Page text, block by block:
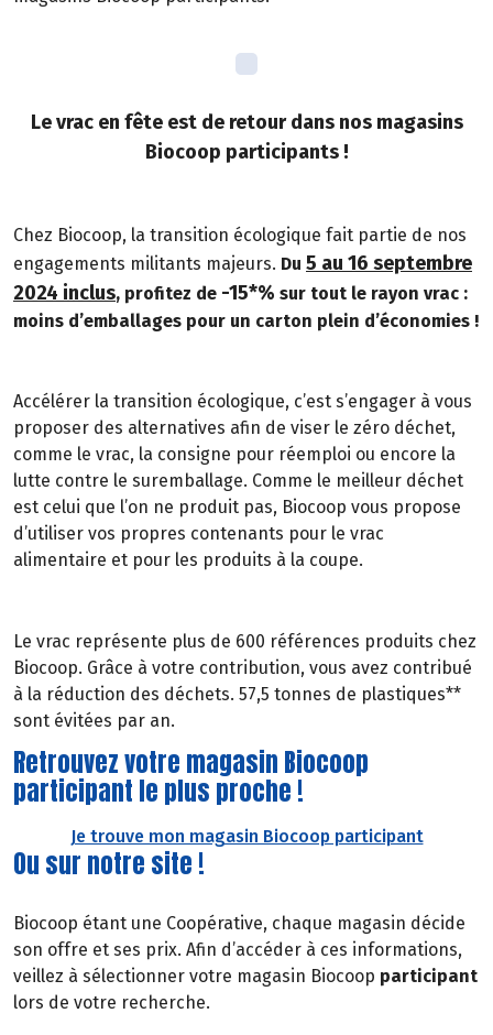
Le vrac en fête est de retour dans nos magasins
Biocoop participants !
Chez Biocoop, la transition écologique fait partie de nos
engagements militants majeurs. Du 5 au 16 septembre
2024 inclus, profitez de -15*% sur tout le rayon vrac :
moins d’emballages pour un carton plein d’économies !
Accélérer la transition écologique, c’est s’engager à vous
proposer des alternatives afin de viser le zéro déchet,
comme le vrac, la consigne pour réemploi ou encore la
lutte contre le suremballage. Comme le meilleur déchet
est celui que l’on ne produit pas, Biocoop vous propose
d’utiliser vos propres contenants pour le vrac
alimentaire et pour les produits à la coupe.
Le vrac représente plus de 600 références produits chez
Biocoop. Grâce à votre contribution, vous avez contribué
à la réduction des déchets. 57,5 tonnes de plastiques**
sont évitées par an.
Retrouvez votre magasin Biocoop
participant le plus proche !
Je trouve mon magasin Biocoop participant
Ou sur notre site !
Biocoop étant une Coopérative, chaque magasin décide
son offre et ses prix. Afin d’accéder à ces informations,
veillez à sélectionner votre magasin Biocoop participant
lors de votre recherche.